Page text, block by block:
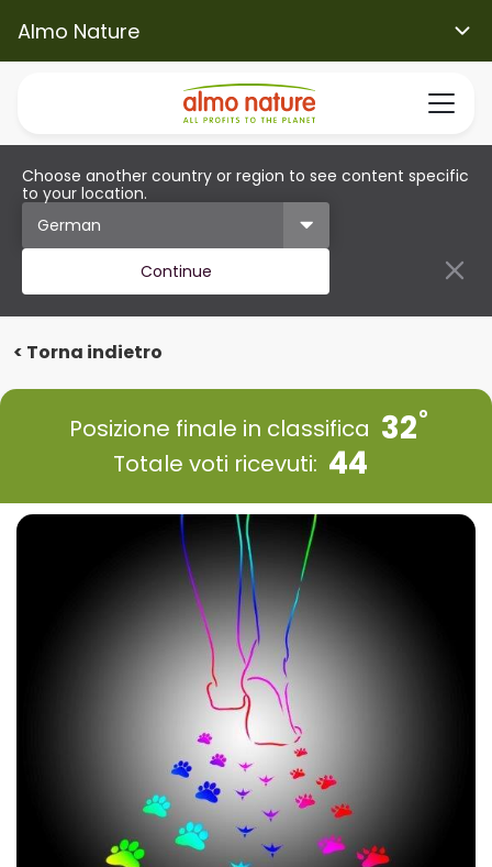
Almo Nature
Choose another country or region to see content specific
to your location.
Continue
< Torna indietro
Posizione finale in classifica 32
Totale voti ricevuti: 44